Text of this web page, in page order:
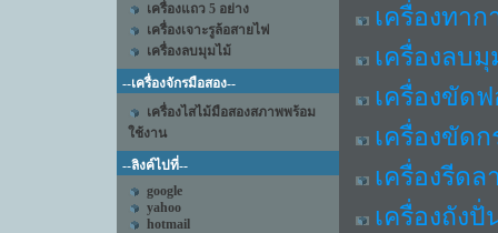
เครื่องแถว 5 อย่าง
เครื่องเจาะรูล้อสายไฟ
เครื่องลบมุมไม้
--เครื่องจักรมือสอง--
เครื่องไสไม้มือสองสภาพพร้อม
ใช้งาน
--ลิงค์ไปที่--
google
yahoo
hotmail
เครื่องทาก
เครื่องลบ
เครื่องขัด
เครื่องขัด
เครื่องรีดล
เครื่องถังปั่